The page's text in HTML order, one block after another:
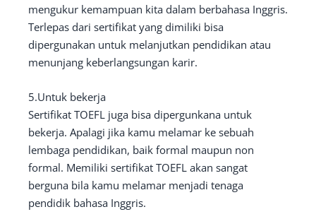
mengukur kemampuan kita dalam berbahasa Inggris.
Terlepas dari sertifikat yang dimiliki bisa
dipergunakan untuk melanjutkan pendidikan atau
menunjang keberlangsungan karir.
5.Untuk bekerja
Sertifikat TOEFL juga bisa dipergunkana untuk
bekerja. Apalagi jika kamu melamar ke sebuah
lembaga pendidikan, baik formal maupun non
formal. Memiliki sertifikat TOEFL akan sangat
berguna bila kamu melamar menjadi tenaga
pendidik bahasa Inggris.